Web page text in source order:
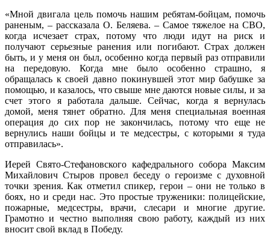
«Мной двигала цель помочь нашим ребятам-бойцам, помочь
раненым, – рассказала О. Беляева. – Самое тяжелое на СВО,
когда исчезает страх, потому что люди идут на риск и
получают серьезные ранения или погибают. Страх должен
быть, и у меня он был, особенно когда первый раз отправили
на передовую. Когда мне было особенно страшно, я
обращалась к своей давно покинувшей этот мир бабушке за
помощью, и казалось, что свыше мне даются новые силы, и за
счет этого я работала дальше. Сейчас, когда я вернулась
домой, меня тянет обратно. Для меня специальная военная
операция до сих пор не закончилась, потому что еще не
вернулись наши бойцы и те медсестры, с которыми я туда
отправилась».
Иерей Свято-Стефановского кафедрального собора Максим
Михайлович Стыров провел беседу о героизме с духовной
точки зрения. Как отметил спикер, герои – они не только в
боях, но и среди нас. Это простые труженики: полицейские,
пожарные, медсестры, врачи, слесари и многие другие.
Грамотно и честно выполняя свою работу, каждый из них
вносит свой вклад в Победу.